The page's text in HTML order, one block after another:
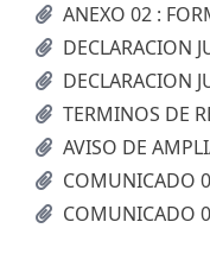
ANEXO 02 :
DECLARACION
DECLARACION
TERMINOS DE
AVISO DE
COMUNICADO
COMUNICADO